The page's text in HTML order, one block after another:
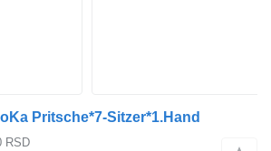
Pritsche*7-Sitzer*1.Hand
RSD